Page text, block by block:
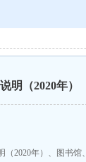
明（2020年）
2020年）、图书馆、